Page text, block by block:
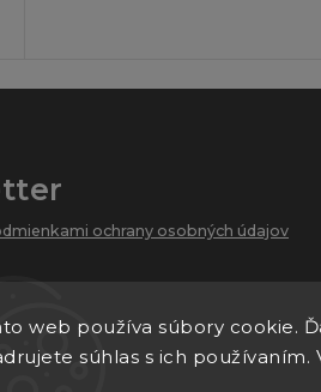
web používa súbory cookie.
súhlas s ich používaním.
ochrany osobných údajov